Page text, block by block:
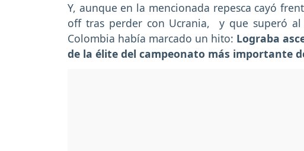
Y, aunque en la mencionada repesca cayó
off tras perder con Ucrania, y que superó al
Colombia había marcado un hito: Lograba
de la élite del campeonato más importante